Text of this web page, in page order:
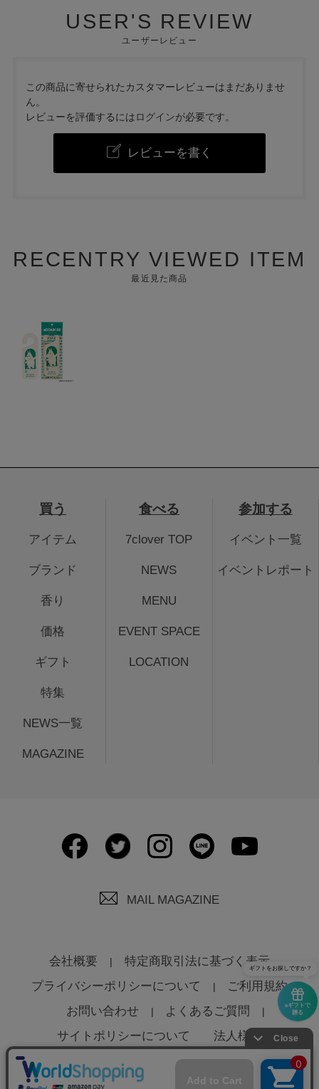
USER'S REVIEW
ユーザーレビュー
この商品に寄せられたカスタマーレビューはまだありませ
ん。
レビューを評価するにはログインが必要です。
レビューを書く
RECENTRY VIEWED ITEM
最近見た商品
買う
アイテム
ブランド
香り
価格
ギフト
特集
NEWS一覧
MAGAZINE
食べる
7clover TOP
NEWS
MENU
EVENT SPACE
LOCATION
参加する
イベント一覧
イベントレポート
MAIL MAGAZINE
会社概要
特定商取引法に基づく表示
プライバシーポリシーについて
ご利用規約
お問い合わせ
よくあるご質問
サイトポリシーについて
法人様へ
eギフトで
贈る
ギフトをお探しですか？